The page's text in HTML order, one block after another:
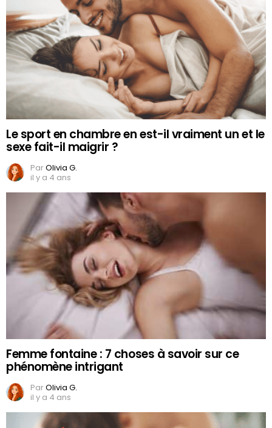
Le sport en chambre en est-il vraiment un et le
sexe fait-il maigrir ?
ParOlivia G.
il y a 4 ans
Femme fontaine : 7 choses à savoir sur ce
phénomène intrigant
ParOlivia G.
il y a 4 ans